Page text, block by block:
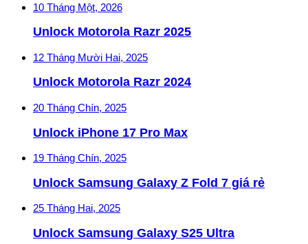
10 Tháng Một, 2026
Unlock Motorola Razr 2025
12 Tháng Mười Hai, 2025
Unlock Motorola Razr 2024
20 Tháng Chín, 2025
Unlock iPhone 17 Pro Max
19 Tháng Chín, 2025
Unlock Samsung Galaxy Z Fold 7 giá rẻ
25 Tháng Hai, 2025
Unlock Samsung Galaxy S25 Ultra